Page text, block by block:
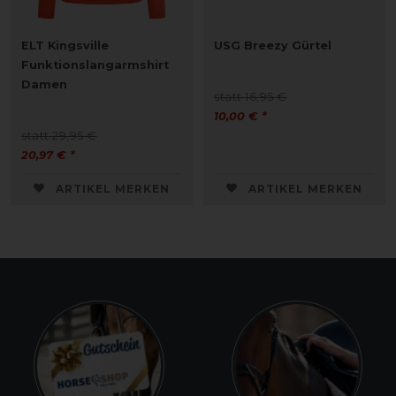
ELT Kingsville
Funktionslangarmshirt
Damen
statt 29,95 €
20,97 € *
ARTIKEL MERKEN
USG Breezy Gürtel
statt 16,95 €
10,00 € *
ARTIKEL MERKEN